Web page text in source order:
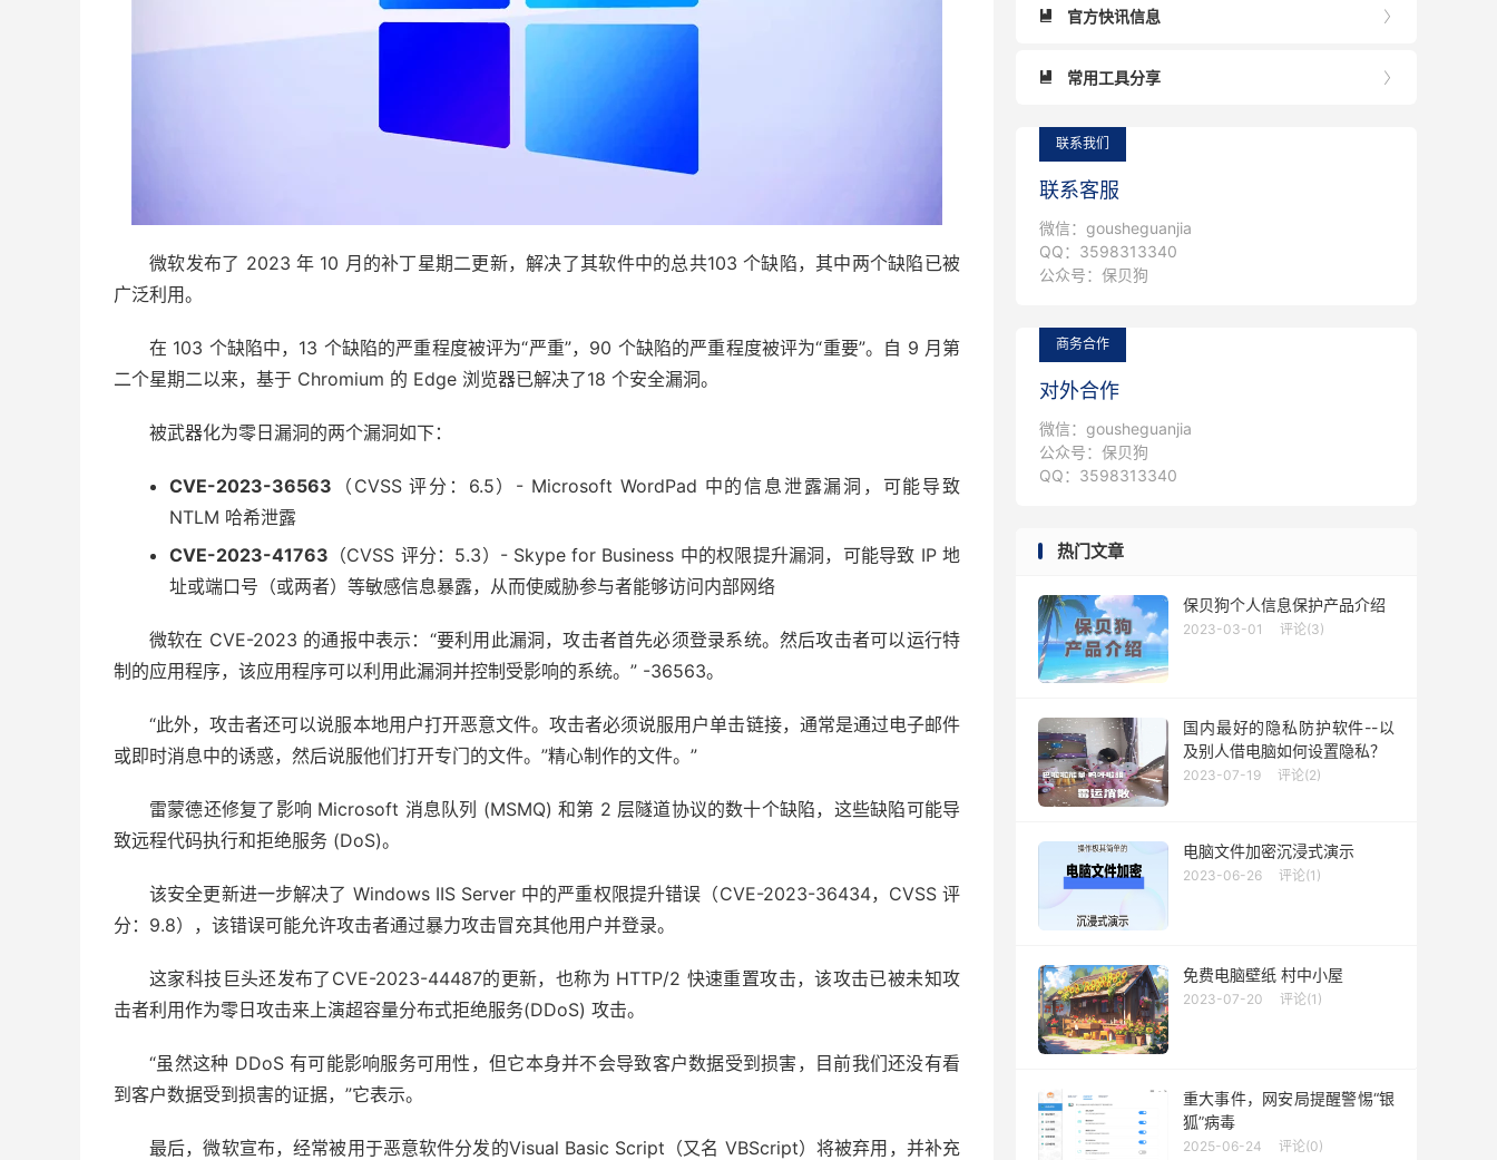
微软发布了 2023 年 10 月的补丁星期二更新，解决了其软件中的总共103 个缺陷，其中两个缺陷已被
广泛利用。
在 103 个缺陷中，13 个缺陷的严重程度被评为“严重”，90 个缺陷的严重程度被评为“重要”。自 9 月第
二个星期二以来，基于 Chromium 的 Edge 浏览器已解决了18 个安全漏洞。
被武器化为零日漏洞的两个漏洞如下：
CVE-2023-36563 （CVSS 评分：6.5）- Microsoft WordPad 中的信息泄露漏洞，可能导致
NTLM 哈希泄露
CVE-2023-41763 （CVSS 评分：5.3）- Skype for Business 中的权限提升漏洞，可能导致 IP 地
址或端口号（或两者）等敏感信息暴露，从而使威胁参与者能够访问内部网络
微软在 CVE-2023 的通报中表示：“要利用此漏洞，攻击者首先必须登录系统。然后攻击者可以运行特
制的应用程序，该应用程序可以利用此漏洞并控制受影响的系统。” -36563。
“此外，攻击者还可以说服本地用户打开恶意文件。攻击者必须说服用户单击链接，通常是通过电子邮件
或即时消息中的诱惑，然后说服他们打开专门的文件。”精心制作的文件。”
雷蒙德还修复了影响 Microsoft 消息队列 (MSMQ) 和第 2 层隧道协议的数十个缺陷，这些缺陷可能导
致远程代码执行和拒绝服务 (DoS)。
该安全更新进一步解决了 Windows IIS Server 中的严重权限提升错误（CVE-2023-36434，CVSS 评
分：9.8），该错误可能允许攻击者通过暴力攻击冒充其他用户并登录。
这家科技巨头还发布了CVE-2023-44487的更新，也称为 HTTP/2 快速重置攻击，该攻击已被未知攻
击者利用作为零日攻击来上演超容量分布式拒绝服务(DDoS) 攻击。
“虽然这种 DDoS 有可能影响服务可用性，但它本身并不会导致客户数据受到损害，目前我们还没有看
到客户数据受到损害的证据，”它表示。
最后，微软宣布，经常被用于恶意软件分发的Visual Basic Sc​​ript（又名 VBScript）将被弃用，并补充

 官方快讯信息

 常用工具分享
联系我们
联系客服
微信：gousheguanjia
QQ：3598313340
公众号：保贝狗
商务合作
对外合作
微信：gousheguanjia
公众号：保贝狗
QQ：3598313340
热门文章
保贝狗个人信息保护产品介绍
2023-03-01 评论(3)
国内最好的隐私防护软件--以
及别人借电脑如何设置隐私？
2023-07-19 评论(2)
电脑文件加密沉浸式演示
2023-06-26 评论(1)
免费电脑壁纸 村中小屋
2023-07-20 评论(1)
重大事件，网安局提醒警惕“银
狐”病毒
2025-06-24 评论(0)